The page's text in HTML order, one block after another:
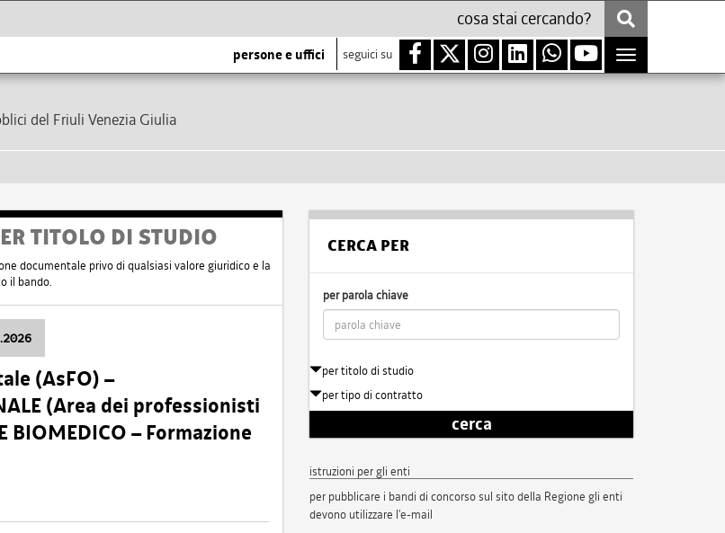
persone e uffici seguici su
Toggle
navigation
del Friuli Venezia Giulia
TITOLO DI STUDIO
documentale privo di qualsiasi valore giuridico e la
il bando.
(AsFO) –
(Area dei professionisti
BIOMEDICO – Formazione
CERCA PER
per parola chiave
per titolo di studio
per tipo di contratto
cerca
istruzioni per gli enti
per pubblicare i bandi di concorso sul sito della Regione gli enti
devono utilizzare l'e-mail